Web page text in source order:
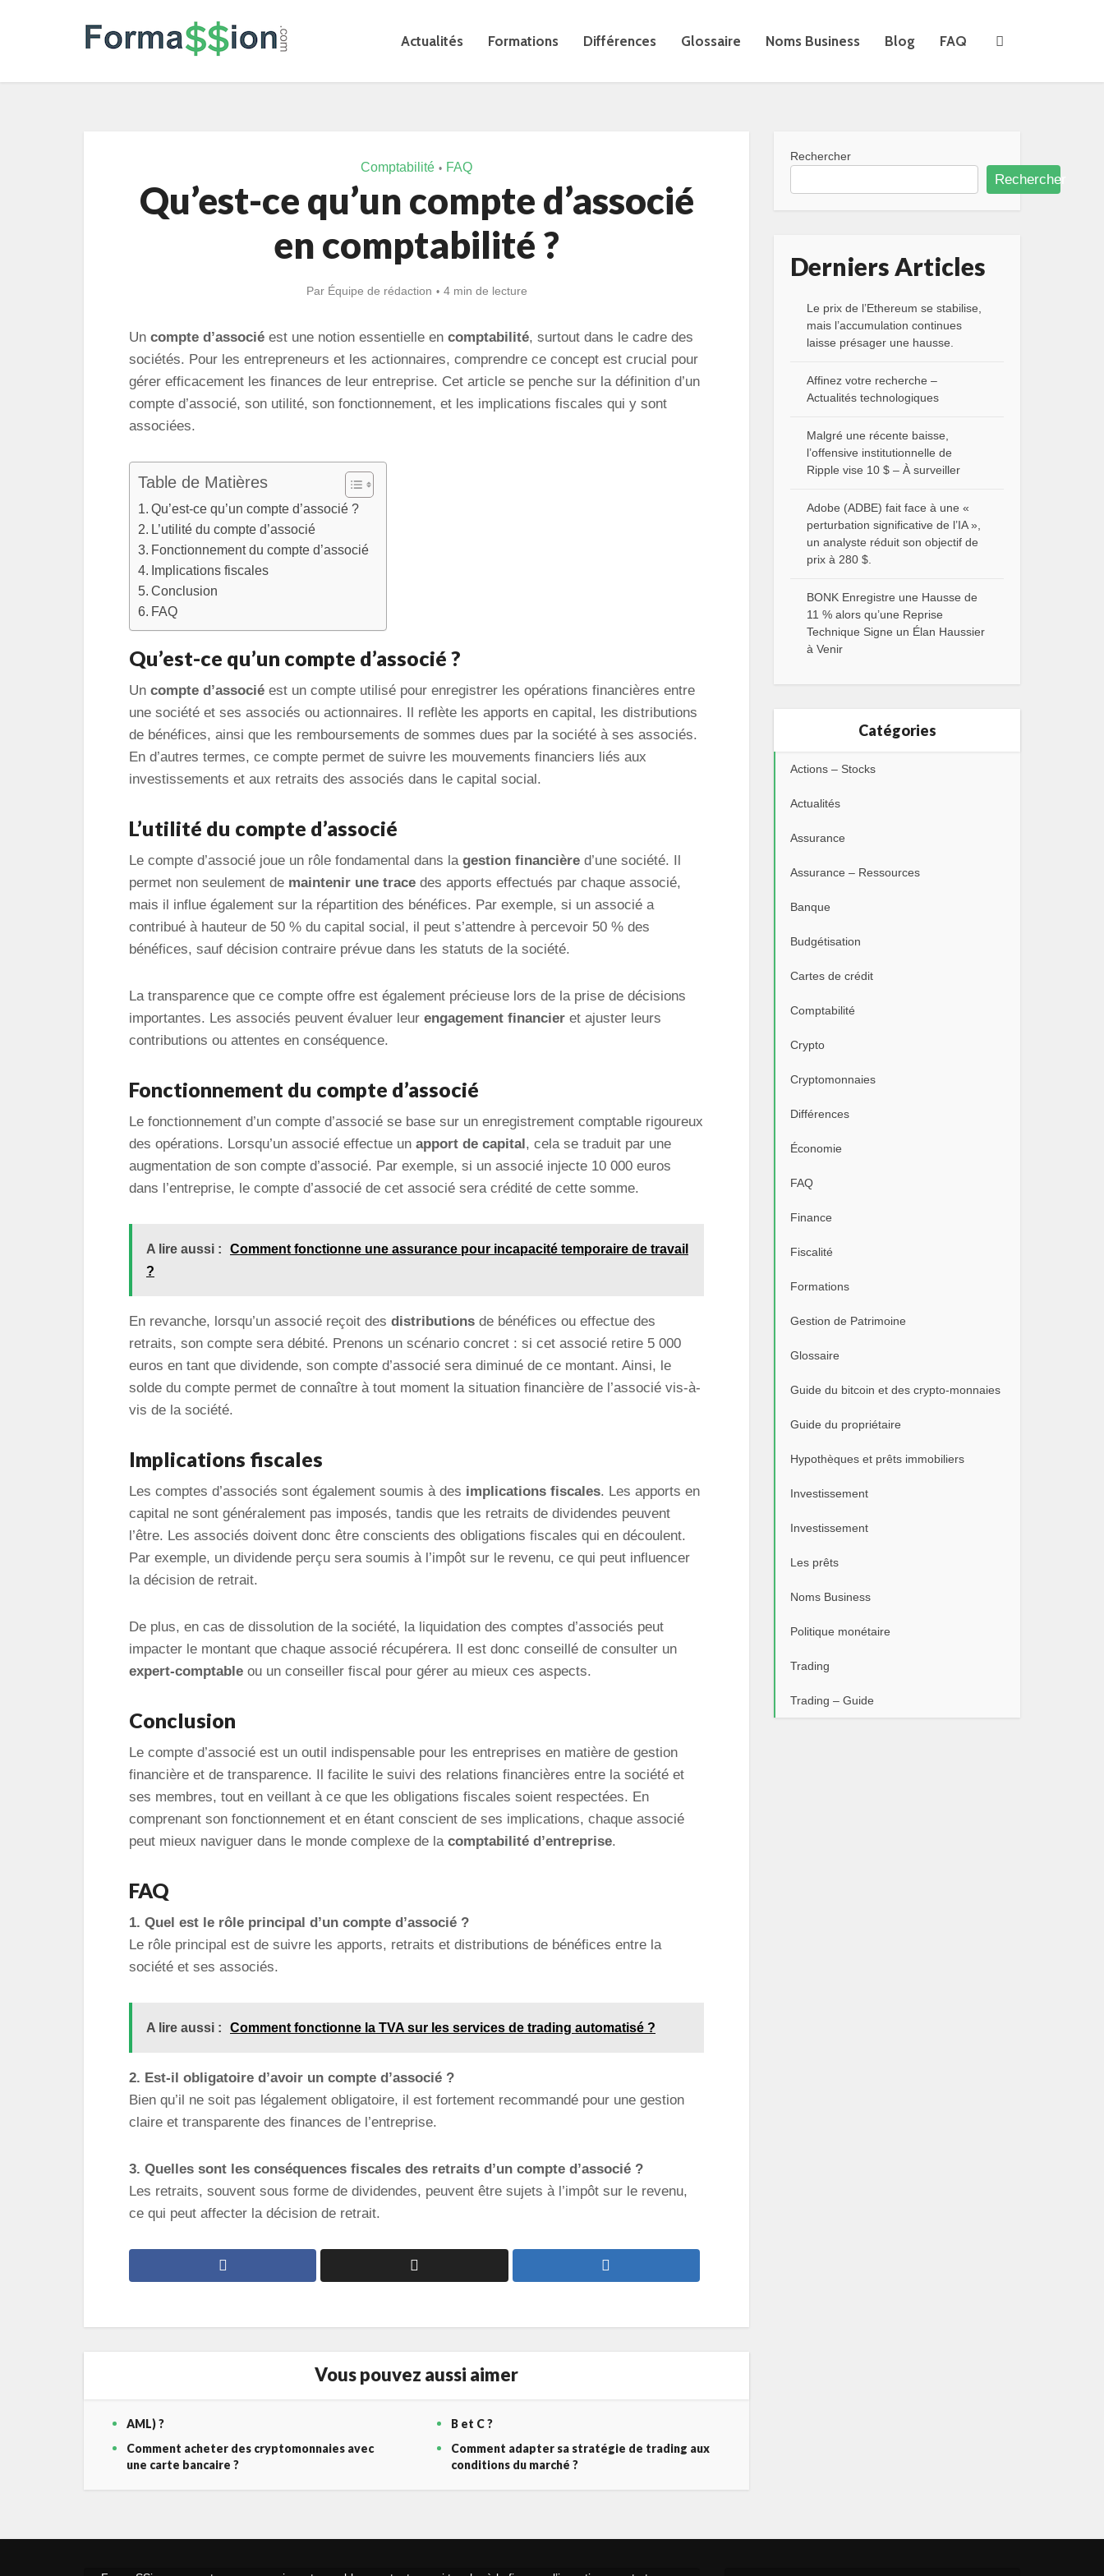
Actualités Formations Différences Glossaire Noms Business Blog FAQ
Comptabilité • FAQ
Qu’est-ce qu’un compte d’associé
en comptabilité ?
Par Équipe de rédaction 4 min de lecture
Un compte d’associé est une notion essentielle en comptabilité, surtout dans le cadre des
sociétés. Pour les entrepreneurs et les actionnaires, comprendre ce concept est crucial pour
gérer efficacement les finances de leur entreprise. Cet article se penche sur la définition d’un
compte d’associé, son utilité, son fonctionnement, et les implications fiscales qui y sont
associées.
Table de Matières
Qu’est-ce qu’un compte d’associé ?
L’utilité du compte d’associé
Fonctionnement du compte d’associé
Implications fiscales
Conclusion
FAQ
Qu’est-ce qu’un compte d’associé ?
Un compte d’associé est un compte utilisé pour enregistrer les opérations financières entre
une société et ses associés ou actionnaires. Il reflète les apports en capital, les distributions
de bénéfices, ainsi que les remboursements de sommes dues par la société à ses associés.
En d’autres termes, ce compte permet de suivre les mouvements financiers liés aux
investissements et aux retraits des associés dans le capital social.
L’utilité du compte d’associé
Le compte d’associé joue un rôle fondamental dans la gestion financière d’une société. Il
permet non seulement de maintenir une trace des apports effectués par chaque associé,
mais il influe également sur la répartition des bénéfices. Par exemple, si un associé a
contribué à hauteur de 50 % du capital social, il peut s’attendre à percevoir 50 % des
bénéfices, sauf décision contraire prévue dans les statuts de la société.
La transparence que ce compte offre est également précieuse lors de la prise de décisions
importantes. Les associés peuvent évaluer leur engagement financier et ajuster leurs
contributions ou attentes en conséquence.
Fonctionnement du compte d’associé
Le fonctionnement d’un compte d’associé se base sur un enregistrement comptable rigoureux
des opérations. Lorsqu’un associé effectue un apport de capital, cela se traduit par une
augmentation de son compte d’associé. Par exemple, si un associé injecte 10 000 euros
dans l’entreprise, le compte d’associé de cet associé sera crédité de cette somme.
A lire aussi :
Comment fonctionne une assurance pour incapacité temporaire de travail
?
En revanche, lorsqu’un associé reçoit des distributions de bénéfices ou effectue des
retraits, son compte sera débité. Prenons un scénario concret : si cet associé retire 5 000
euros en tant que dividende, son compte d’associé sera diminué de ce montant. Ainsi, le
solde du compte permet de connaître à tout moment la situation financière de l’associé vis-à-
vis de la société.
Implications fiscales
Les comptes d’associés sont également soumis à des implications fiscales. Les apports en
capital ne sont généralement pas imposés, tandis que les retraits de dividendes peuvent
l’être. Les associés doivent donc être conscients des obligations fiscales qui en découlent.
Par exemple, un dividende perçu sera soumis à l’impôt sur le revenu, ce qui peut influencer
la décision de retrait.
De plus, en cas de dissolution de la société, la liquidation des comptes d’associés peut
impacter le montant que chaque associé récupérera. Il est donc conseillé de consulter un
expert-comptable ou un conseiller fiscal pour gérer au mieux ces aspects.
Conclusion
Le compte d’associé est un outil indispensable pour les entreprises en matière de gestion
financière et de transparence. Il facilite le suivi des relations financières entre la société et
ses membres, tout en veillant à ce que les obligations fiscales soient respectées. En
comprenant son fonctionnement et en étant conscient de ses implications, chaque associé
peut mieux naviguer dans le monde complexe de la comptabilité d’entreprise.
FAQ
1. Quel est le rôle principal d’un compte d’associé ?
Le rôle principal est de suivre les apports, retraits et distributions de bénéfices entre la
société et ses associés.
A lire aussi : Comment fonctionne la TVA sur les services de trading automatisé ?
2. Est-il obligatoire d’avoir un compte d’associé ?
Bien qu’il ne soit pas légalement obligatoire, il est fortement recommandé pour une gestion
claire et transparente des finances de l’entreprise.
3. Quelles sont les conséquences fiscales des retraits d’un compte d’associé ?
Les retraits, souvent sous forme de dividendes, peuvent être sujets à l’impôt sur le revenu,
ce qui peut affecter la décision de retrait.
Vous pouvez aussi aimer
AML) ?
B et C ?
Comment acheter des cryptomonnaies avec
une carte bancaire ?
Comment adapter sa stratégie de trading aux
conditions du marché ?
Rechercher
Rechercher
Derniers Articles
Le prix de l’Ethereum se stabilise,
mais l’accumulation continues
laisse présager une hausse.
Affinez votre recherche –
Actualités technologiques
Malgré une récente baisse,
l’offensive institutionnelle de
Ripple vise 10 $ – À surveiller
Adobe (ADBE) fait face à une «
perturbation significative de l’IA »,
un analyste réduit son objectif de
prix à 280 $.
BONK Enregistre une Hausse de
11 % alors qu’une Reprise
Technique Signe un Élan Haussier
à Venir
Catégories
Actions – Stocks
Actualités
Assurance
Assurance – Ressources
Banque
Budgétisation
Cartes de crédit
Comptabilité
Crypto
Cryptomonnaies
Différences
Économie
FAQ
Finance
Fiscalité
Formations
Gestion de Patrimoine
Glossaire
Guide du bitcoin et des crypto-monnaies
Guide du propriétaire
Hypothèques et prêts immobiliers
Investissement
Investissement
Les prêts
Noms Business
Politique monétaire
Trading
Trading – Guide